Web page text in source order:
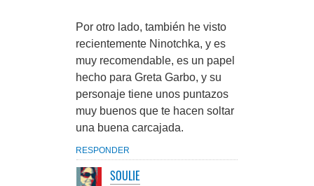
Por otro lado, también he visto
recientemente Ninotchka, y es
muy recomendable, es un papel
hecho para Greta Garbo, y su
personaje tiene unos puntazos
muy buenos que te hacen soltar
una buena carcajada.
RESPONDER
SOULIE